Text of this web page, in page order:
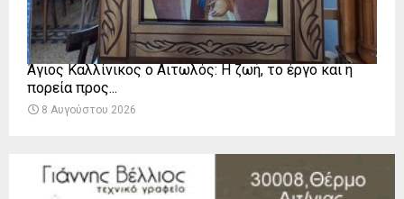
Άγιος Καλλίνικος ο Αιτωλός: Η ζωή, το έργο και η
πορεία προς...
8 Αυγούστου 2026